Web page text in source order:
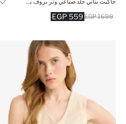
559 EGP 1699 EGP